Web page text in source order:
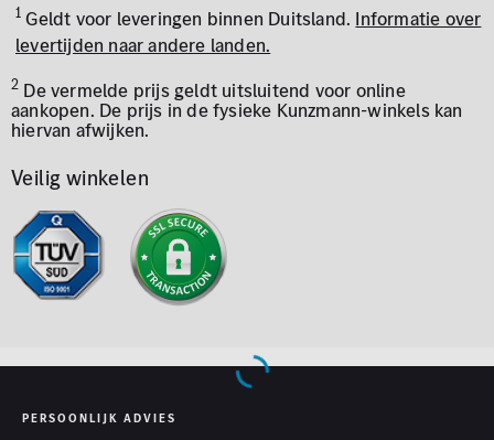
1 Geldt voor leveringen binnen Duitsland. Informatie over
levertijden naar andere landen.
2 De vermelde prijs geldt uitsluitend voor online
aankopen. De prijs in de fysieke Kunzmann-winkels kan
hiervan afwijken.
Veilig winkelen
PERSOONLIJK ADVIES